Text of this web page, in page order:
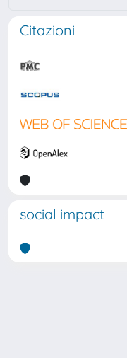
Citazioni
social impact